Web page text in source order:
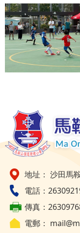
地址： 沙田馬
電話：
傳真：
電郵：